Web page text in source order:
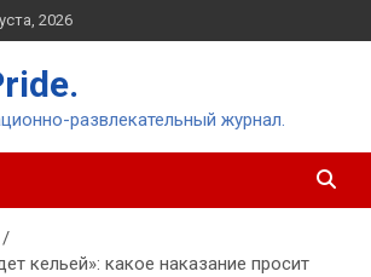
2026
развлекательный журнал.
кельей»: какое наказание просит